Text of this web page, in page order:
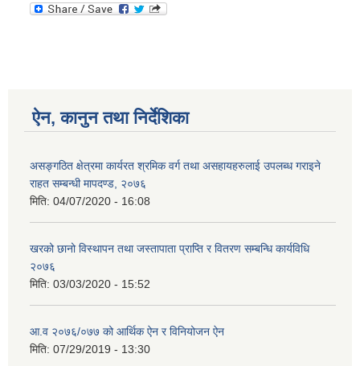
ऐन, कानुन तथा निर्देशिका
असङ्गठित क्षेत्रमा कार्यरत श्रमिक वर्ग तथा असहायहरुलाई उपलब्ध गराइने
राहत सम्बन्धी मापदण्ड, २०७६
मिति: 04/07/2020 - 16:08
खरको छानो विस्थापन तथा जस्तापाता प्राप्ति र वितरण सम्बन्धि कार्यविधि
२०७६
मिति: 03/03/2020 - 15:52
आ.व २०७६/०७७ को आर्थिक ऐन र विनियोजन ऐन
मिति: 07/29/2019 - 13:30